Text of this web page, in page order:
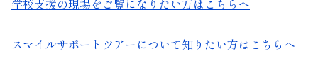
学校支援の現場をご覧になりたい方はこちらへ
スマイルサポートツアーについて知りたい方はこちらへ